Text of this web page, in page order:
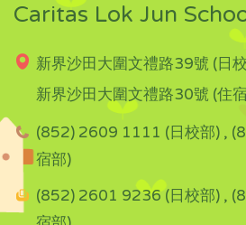
Caritas Lok Jun
新界沙田大圍文禮路39號 (日
新界沙田大圍文禮路30號 (住
(852) 2609 1111 (日校部) ,
宿部)
(852) 2601 9236 (日校部) ,